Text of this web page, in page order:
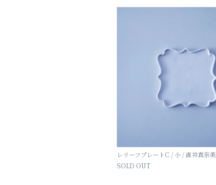
レリーフプレートC / 小 / 直井真奈美
SOLD OUT